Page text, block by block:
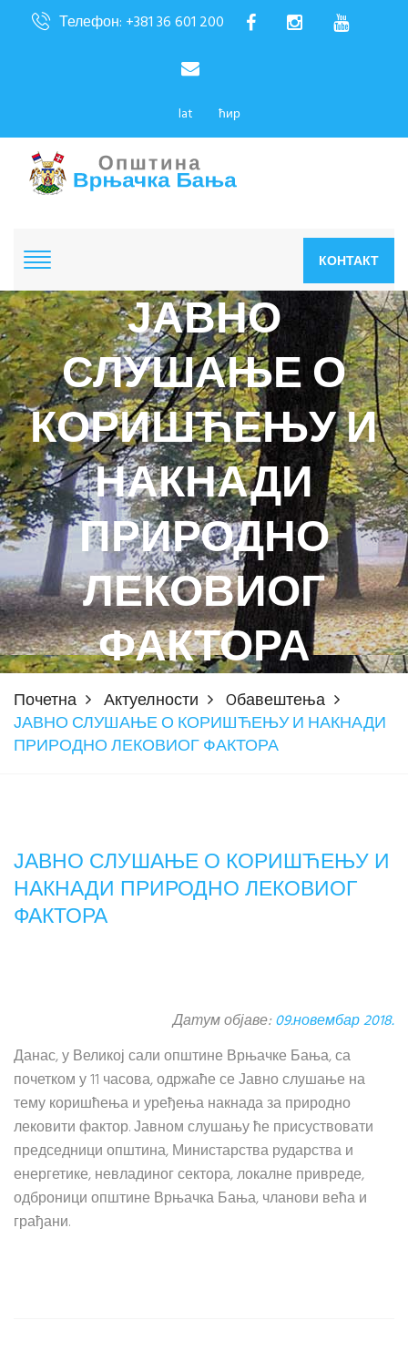
Телефон: +381 36 601 200
lat ћир
КОНТАКТ
ЈАВНО
СЛУШАЊЕ О
КОРИШЋЕЊУ И
НАКНАДИ
ПРИРОДНО
ЛЕКОВИОГ
ФАКТОРА
Почетна Актуелности
Oбавештења
ЈАВНО СЛУШАЊЕ О КОРИШЋЕЊУ И НАКНАДИ
ПРИРОДНО ЛЕКОВИОГ ФАКТОРА
ЈАВНО СЛУШАЊЕ О КОРИШЋЕЊУ И
НАКНАДИ ПРИРОДНО ЛЕКОВИОГ
ФАКТОРА
Датум објаве:09.новембар 2018.
Данас, у Великој сали општине Врњачке Бања, са
почетком у 11 часова, одржаће се Јавно слушање на
тему коришћења и уређења накнада за природно
лековити фактор. Јавном слушању ће присуствовати
председници општина, Министарства рударства и
енергетике, невладиног сектора, локалне привреде,
одброници општине Врњачка Бања, чланови већа и
грађани.